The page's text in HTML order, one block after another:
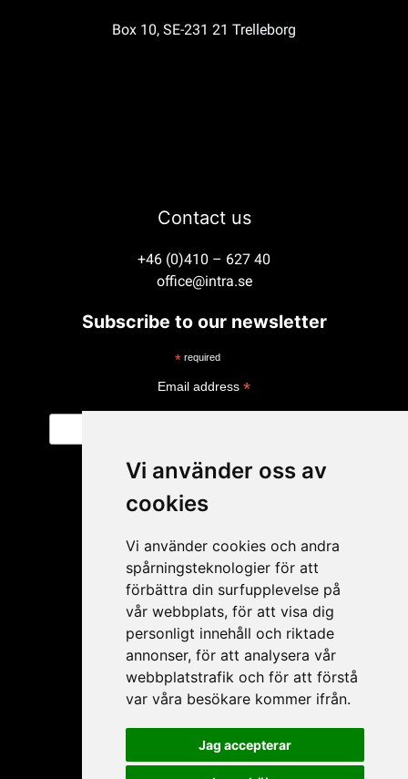
Vi använder oss av
cookies
Vi använder cookies och andra
spårningsteknologier för att
förbättra din surfupplevelse på
vår webbplats, för att visa dig
personligt innehåll och riktade
annonser, för att analysera vår
webbplatstrafik och för att förstå
var våra besökare kommer ifrån.
Jag accepterar
Box 10, SE-231 21 Trelleborg
Contact us
+46 (0)410 – 627 40
office@intra.se
Subscribe to our newsletter
* required
Email address *
My account
Apply for resale
My account
Forgot password
My products